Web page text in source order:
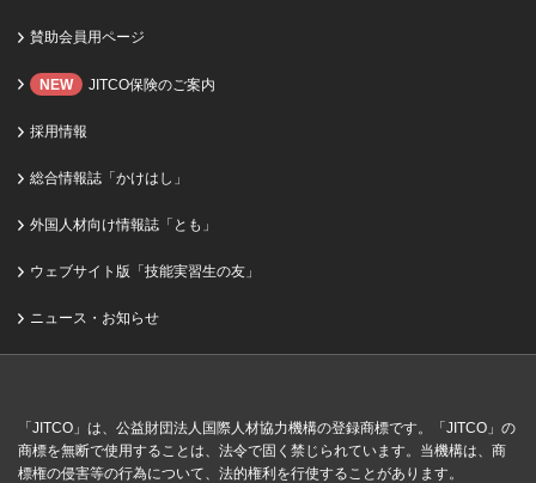
賛助会員用ページ
NEW JITCO保険のご案内
採用情報
総合情報誌「かけはし」
外国人材向け情報誌「とも」
ウェブサイト版「技能実習生の友」
ニュース・お知らせ
「JITCO」は、公益財団法人国際人材協力機構の登録商標です。「JITCO」の
商標を無断で使用することは、法令で固く禁じられています。当機構は、商
標権の侵害等の行為について、法的権利を行使することがあります。